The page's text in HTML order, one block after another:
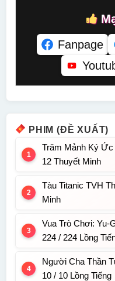
Fanpage
PHIM (ĐỀ XUẤT)
Trăm Mảnh Ký Ức
12 Thuyết Minh
Tàu Titanic TVH
Minh
Vua Trò Chơi: Yu-
224 / 224 Lồng
Người Cha Thần
10 / 10 Lồng Tiếng